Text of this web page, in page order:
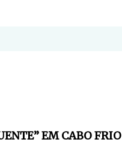
EM CABO FRIO